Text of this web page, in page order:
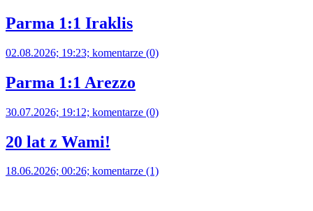
Parma 1:1 Iraklis
02.08.2026; 19:23; komentarze (0)
Parma 1:1 Arezzo
30.07.2026; 19:12; komentarze (0)
20 lat z Wami!
18.06.2026; 00:26; komentarze (1)